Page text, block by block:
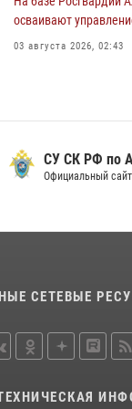
охраны Росгвардии
осваивают
03 августа 2026, 02:43
СУ СК РФ по
Официальный сайт
СЕТЕВЫЕ